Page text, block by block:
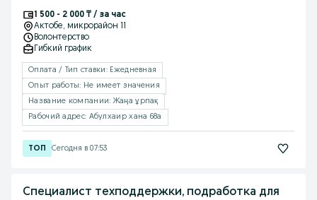
1 500 - 2 000 ₸ / за час
Актобе, микрорайон 11
Волонтерство
Гибкий график
Оплата / Тип ставки: Ежедневная
Опыт работы: Не имеет значения
Название компании: Жаңа ұрпақ
Рабочий адрес: Абулхаир хана 68а
Сегодня в 07:53
Специалист техподдержки, подработка для